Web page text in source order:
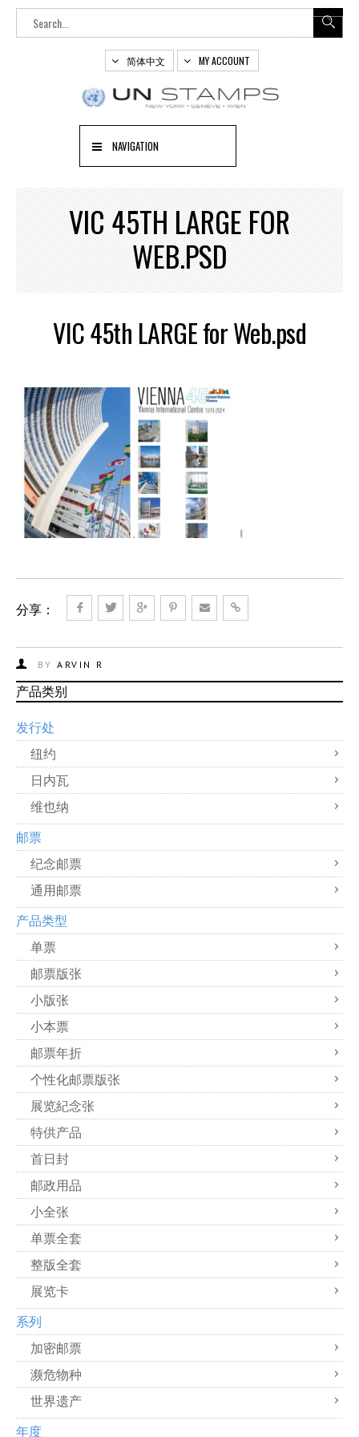
简体中文 MY ACCOUNT
NAVIGATION
VIC 45TH LARGE FOR
WEB.PSD
VIC 45th LARGE for Web.psd
分享：
BY ARVIN R
产品类别
发行处
纽约
日内瓦
维也纳
邮票
纪念邮票
通用邮票
产品类型
单票
邮票版张
小版张
小本票
邮票年折
个性化邮票版张
展览紀念张
特供产品
首日封
邮政用品
小全张
单票全套
整版全套
展览卡
系列
加密邮票
濒危物种
世界遗产
年度